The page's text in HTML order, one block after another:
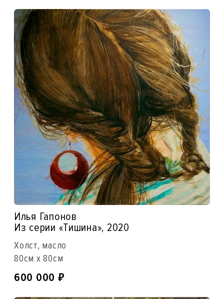
Илья Гапонов
Из серии «Тишина», 2020
Холст, масло
80см x 80см
600 000 ₽